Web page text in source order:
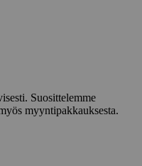
Suosittelemme
myyntipakkauksesta.